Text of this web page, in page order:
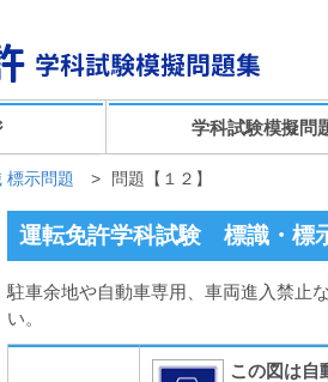
学科試験模擬問
標示問題 > 問題【１２】
運転免許学科試験 標識・標
駐車余地や自動車専用、車両進入禁止
い。
この図は自